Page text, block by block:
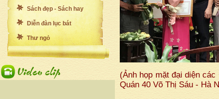
Sách đẹp - Sách hay
Diễn đàn lục bát
Thư ngỏ
(Ảnh họp mặt đại diện
Quán 40 Võ Thị Sáu - Hà